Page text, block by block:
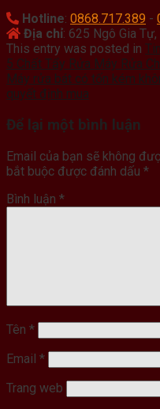
Hotline: 0868.717.389 -
Địa chỉ: 625 Ngô Gia
This entry was posted in
5 Chất Tẩy Rửa Máy Rửa
Máy rửa bát có tốn kém
quyết định mua
Để lại một bình luận
Email của bạn sẽ không
bắt buộc được đánh dấu *
Bình luận *
Tên *
Email *
Trang web